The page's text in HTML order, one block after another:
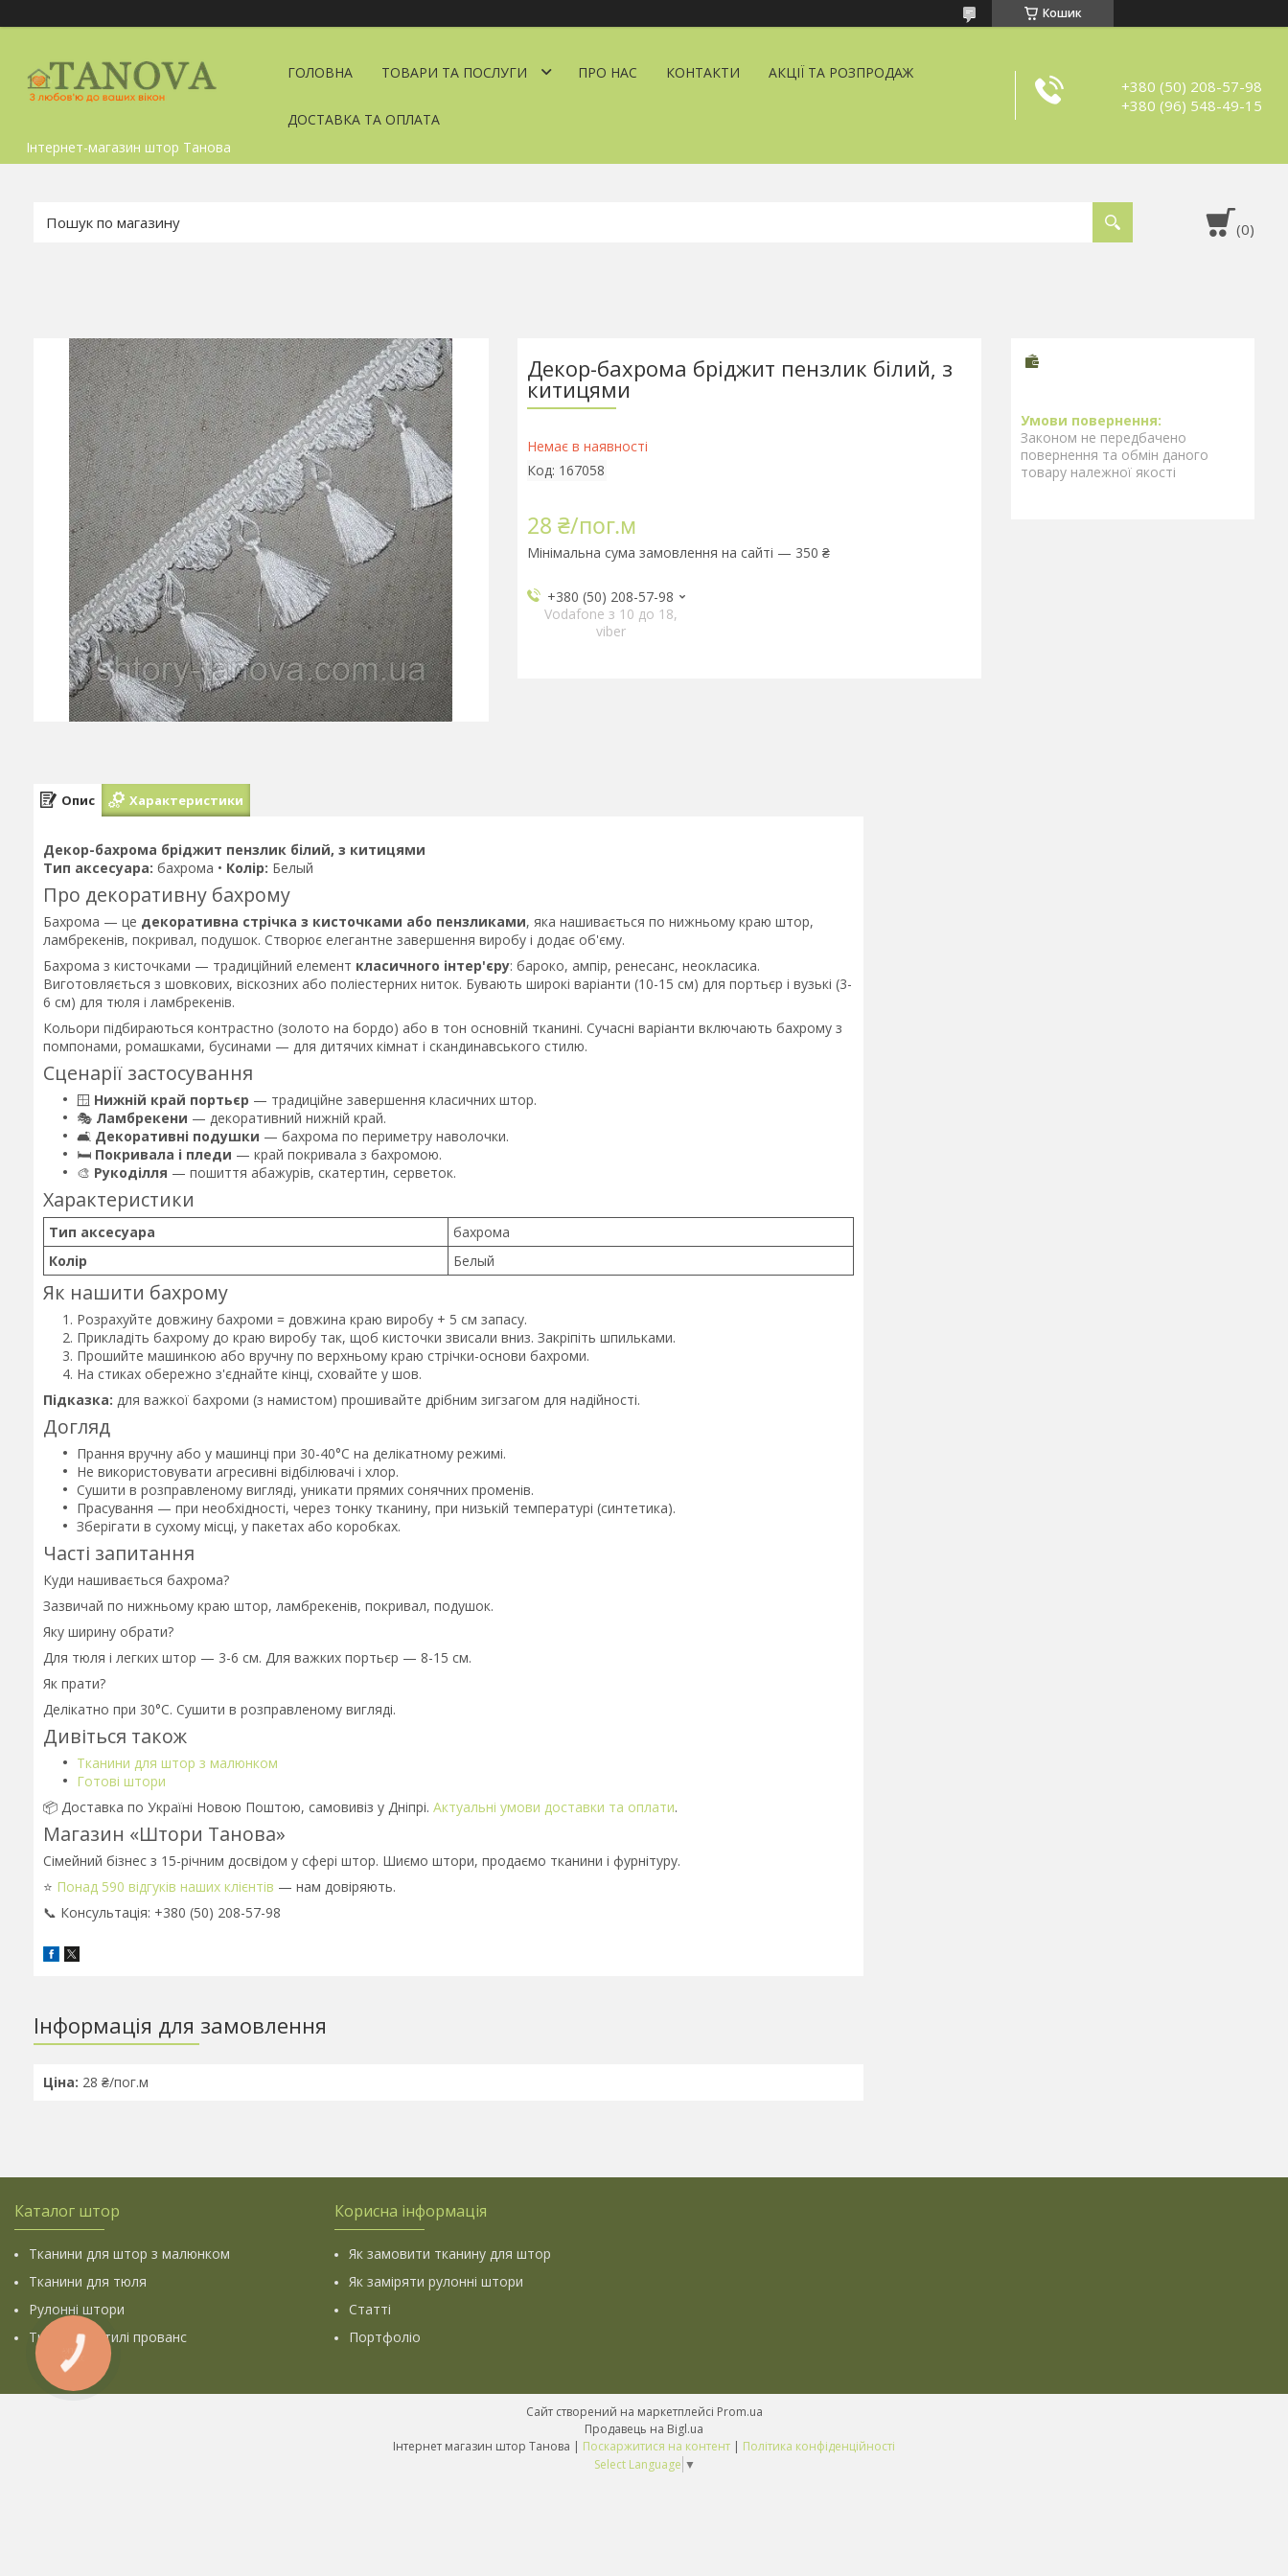
Кошик
Інтернет-магазин штор Танова
ГОЛОВНА ТОВАРИ ТА ПОСЛУГИ ПРО НАС КОНТАКТИ АКЦІЇ ТА РОЗПРОДАЖ
ДОСТАВКА ТА ОПЛАТА
+380 (50) 208-57-98
+380 (96) 548-49-15
Декор-бахрома бріджит пензлик білий, з
китицями
Немає в наявності
Код: 167058
28 ₴/пог.м
Мінімальна сума замовлення на сайті — 350 ₴
+380 (50) 208-57-98
Vodafone з 10 до 18,
viber
Законом не передбачено
повернення та обмін даного
товару належної якості
Опис Характеристики
Декор-бахрома бріджит пензлик білий, з китицями
Тип аксесуара: бахрома • Колір: Белый
Про декоративну бахрому
Бахрома — це декоративна стрічка з кисточками або пензликами, яка нашивається по нижньому краю штор,
ламбрекенів, покривал, подушок. Створює елегантне завершення виробу і додає об'єму.
Бахрома з кисточками — традиційний елемент класичного інтер'єру: бароко, ампір, ренесанс, неокласика.
Виготовляється з шовкових, віскозних або поліестерних ниток. Бувають широкі варіанти (10-15 см) для портьєр і вузькі (3-
6 см) для тюля і ламбрекенів.
Кольори підбираються контрастно (золото на бордо) або в тон основній тканині. Сучасні варіанти включають бахрому з
помпонами, ромашками, бусинами — для дитячих кімнат і скандинавського стилю.
Сценарії застосування
🪟 Нижній край портьєр — традиційне завершення класичних штор.
🎭 Ламбрекени — декоративний нижній край.
🛋️ Декоративні подушки — бахрома по периметру наволочки.
🛏️ Покривала і пледи — край покривала з бахромою.
🎨 Рукоділля — пошиття абажурів, скатертин, серветок.
Характеристики
Тип аксесуара
бахрома
Колір
Белый
Як нашити бахрому
Розрахуйте довжину бахроми = довжина краю виробу + 5 см запасу.
Прикладіть бахрому до краю виробу так, щоб кисточки звисали вниз. Закріпіть шпильками.
Прошийте машинкою або вручну по верхньому краю стрічки-основи бахроми.
На стиках обережно з'єднайте кінці, сховайте у шов.
Підказка: для важкої бахроми (з намистом) прошивайте дрібним зигзагом для надійності.
Догляд
Прання вручну або у машинці при 30-40°C на делікатному режимі.
Не використовувати агресивні відбілювачі і хлор.
Сушити в розправленому вигляді, уникати прямих сонячних променів.
Прасування — при необхідності, через тонку тканину, при низькій температурі (синтетика).
Зберігати в сухому місці, у пакетах або коробках.
Часті запитання
Куди нашивається бахрома?
Зазвичай по нижньому краю штор, ламбрекенів, покривал, подушок.
Яку ширину обрати?
Для тюля і легких штор — 3-6 см. Для важких портьєр — 8-15 см.
Як прати?
Делікатно при 30°C. Сушити в розправленому вигляді.
Дивіться також
Тканини для штор з малюнком
Готові штори
📦 Доставка по Україні Новою Поштою, самовивіз у Дніпрі. Актуальні умови доставки та оплати.
Магазин «Штори Танова»
Сімейний бізнес з 15-річним досвідом у сфері штор. Шиємо штори, продаємо тканини і фурнітуру.
⭐ Понад 590 відгуків наших клієнтів — нам довіряють.
📞 Консультація: +380 (50) 208-57-98
Інформація для замовлення
Ціна: 28 ₴/пог.м
Каталог штор
Тканини для штор з малюнком
Тканини для тюля
Рулонні штори
Тканини у стилі прованс
Корисна інформація
Як замовити тканину для штор
Як заміряти рулонні штори
Статті
Портфоліо
Сайт створений на маркетплейсі Prom.ua
Продавець на Bigl.ua
Інтернет магазин штор Танова | Поскаржитися на контент | Політика конфіденційності
Select Language ▼